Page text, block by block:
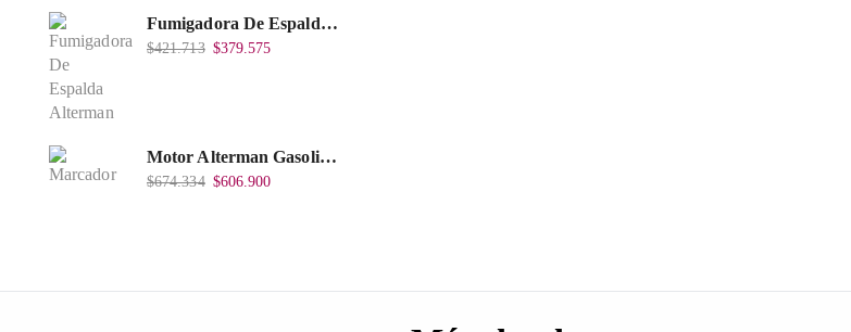
Fumigadora De Espalda Alterman A Baterí­a 12V/12Ah, 20Litros, Xkes20.
$421.713 $379.575
Motor Alterman Gasolina 4T, 6.5Hp Eje Cuña/Rosca 3/4", Xge65K.
$674.334 $606.900